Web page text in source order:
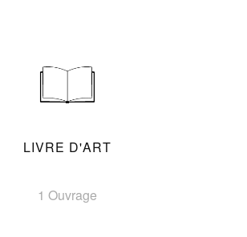
LIVRE D'ART
1 Ouvrage